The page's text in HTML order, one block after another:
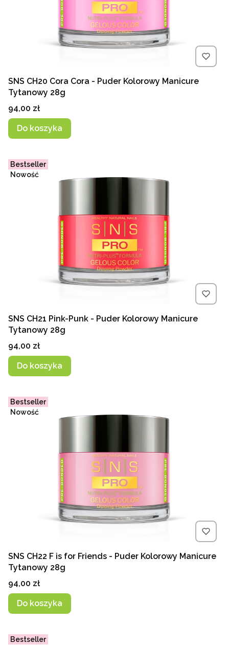
SNS CH20 Cora Cora - Puder Kolorowy Manicure
Tytanowy 28g
Cena
94,00 zł
Do koszyka
Bestseller
Nowość
SNS CH21 Pink-Punk - Puder Kolorowy Manicure
Tytanowy 28g
Cena
94,00 zł
Do koszyka
Bestseller
Nowość
SNS CH22 F is for Friends - Puder Kolorowy Manicure
Tytanowy 28g
Cena
94,00 zł
Do koszyka
Bestseller